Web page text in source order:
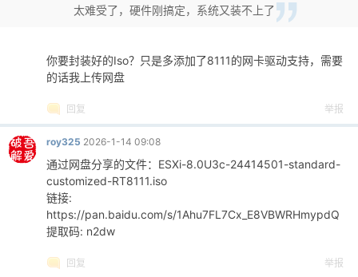
太难受了，硬件刚搞定，系统又装不上了
你要封装好的Iso？只是多添加了8111的网卡驱动支持，需要
的话我上传网盘
回复 举报
roy325 2026-1-14 09:08
通过网盘分享的文件：ESXi-8.0U3c-24414501-standard-
customized-RT8111.iso
链接:
https://pan.baidu.com/s/1Ahu7FL7Cx_E8VBWRHmypdQ
提取码: n2dw
回复 举报